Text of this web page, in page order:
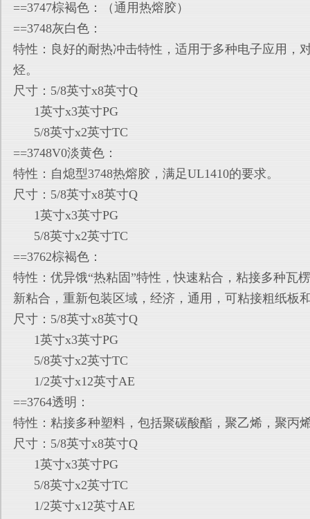
==3747棕褐色：（通用热熔胶）
==3748灰白色：
特性：良好的耐热冲击特性，适用于多种电子应用，
烃。
尺寸：5/8英寸x8英寸Q
1英寸x3英寸PG
5/8英寸x2英寸TC
==3748V0淡黄色：
特性：自熄型3748热熔胶，满足UL1410的要求。
尺寸：5/8英寸x8英寸Q
1英寸x3英寸PG
5/8英寸x2英寸TC
==3762棕褐色：
特性：优异饿“热粘固”特性，快速粘合，粘接多种瓦
新粘合 ，重新包装区域，经济，通用，可粘接粗纸板
尺寸：5/8英寸x8英寸Q
1英寸x3英寸PG
5/8英寸x2英寸TC
1/2英寸x12英寸AE
==3764透明：
特性：粘接多种塑料，包括聚碳酸酯，聚乙烯，聚丙
尺寸：5/8英寸x8英寸Q
1英寸x3英寸PG
5/8英寸x2英寸TC
1/2英寸x12英寸AE